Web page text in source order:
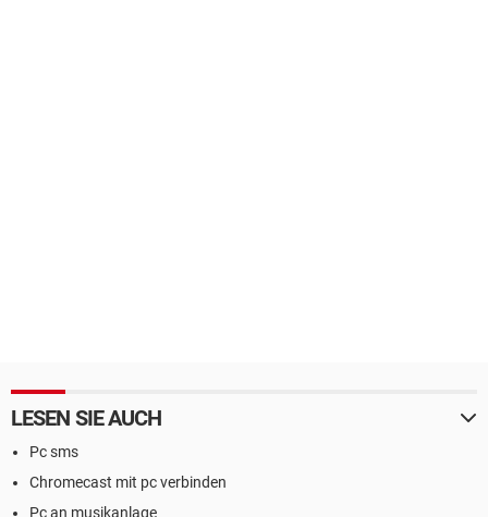
LESEN SIE AUCH
Pc sms
Chromecast mit pc verbinden
Pc an musikanlage